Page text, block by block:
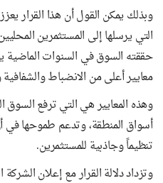
وبذلك يمكن القول أن هذا القرار
التي يرسلها إلى المستثمرين
حققته السوق في السنوات
معايير أعلى من الانضباط والشفافية
وهذه المعايير هي التي ترفع
أسواق المنطقة، وتدعم طموحها في
تنظيماً وجاذبية للمستثمرين.
وتزداد دلالة القرار مع إعلان